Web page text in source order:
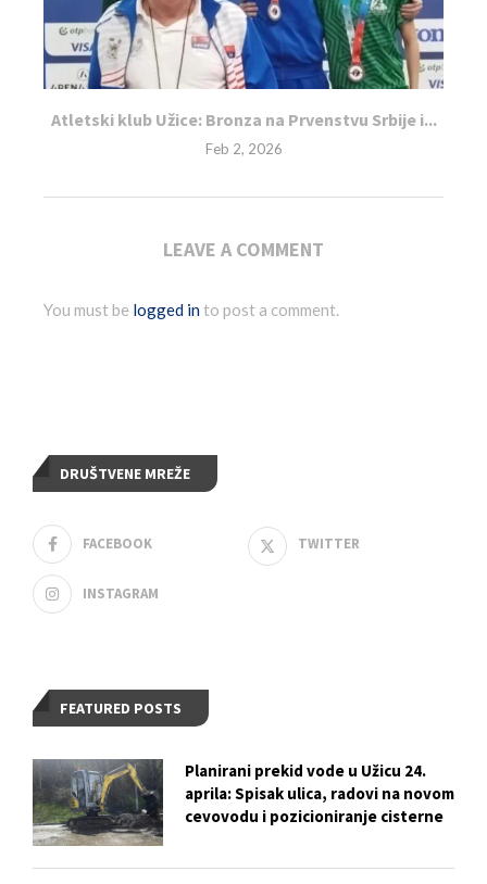
Atletski klub Užice: Bronza na Prvenstvu Srbije i...
Feb 2, 2026
LEAVE A COMMENT
You must be logged into post a comment.
DRUŠTVENE MREŽE
FACEBOOK TWITTER
INSTAGRAM
FEATURED POSTS
Planirani prekid vode u Užicu 24.
aprila: Spisak ulica, radovi na novom
cevovodu i pozicioniranje cisterne